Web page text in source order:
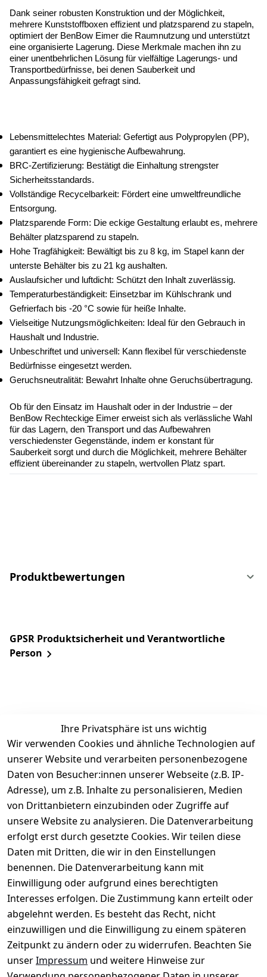
Dank seiner robusten Konstruktion und der Möglichkeit,
mehrere Kunststoffboxen effizient und platzsparend zu stapeln,
optimiert der BenBow Eimer die Raumnutzung und unterstützt
eine organisierte Lagerung. Diese Merkmale machen ihn zu
einer unentbehrlichen Lösung für vielfältige Lagerungs- und
Transportbedürfnisse, bei denen Sauberkeit und
Anpassungsfähigkeit gefragt sind.
Lebensmittelechtes Material: Gefertigt aus Polypropylen (PP),
garantiert es eine hygienische Aufbewahrung.
BRC-Zertifizierung: Bestätigt die Einhaltung strengster
Sicherheitsstandards.
Vollständige Recycelbarkeit: Fördert eine umweltfreundliche
Entsorgung.
Platzsparende Form: Die eckige Gestaltung erlaubt es, mehrere
Behälter platzsparend zu stapeln.
Hohe Tragfähigkeit: Bewältigt bis zu 8 kg, im Stapel kann der
unterste Behälter bis zu 21 kg aushalten.
Auslaufsicher und luftdicht: Schützt den Inhalt zuverlässig.
Temperaturbeständigkeit: Einsetzbar im Kühlschrank und
Gefrierfach bis -20 °C sowie für heiße Inhalte.
Vielseitige Nutzungsmöglichkeiten: Ideal für den Gebrauch in
Haushalt und Industrie.
Unbeschriftet und universell: Kann flexibel für verschiedenste
Bedürfnisse eingesetzt werden.
Geruchsneutralität: Bewahrt Inhalte ohne Geruchsübertragung.
Ob für den Einsatz im Haushalt oder in der Industrie – der
BenBow Rechteckige Eimer erweist sich als verlässliche Wahl
für das Lagern, den Transport und das Aufbewahren
verschiedenster Gegenstände, indem er konstant für
Sauberkeit sorgt und durch die Möglichkeit, mehrere Behälter
effizient übereinander zu stapeln, wertvollen Platz spart.
Produktbewertungen
GPSR Produktsicherheit und Verantwortliche
Person
Ihre Privatsphäre ist uns wichtig
Wir verwenden Cookies und ähnliche Technologien auf
unserer Website und verarbeiten personenbezogene
Daten von Besucher:innen unserer Webseite (z.B. IP-
Adresse), um z.B. Inhalte zu personalisieren, Medien
von Drittanbietern einzubinden oder Zugriffe auf
unsere Website zu analysieren. Die Datenverarbeitung
erfolgt erst durch gesetzte Cookies. Wir teilen diese
Daten mit Dritten, die wir in den Einstellungen
benennen. Die Datenverarbeitung kann mit
Einwilligung oder aufgrund eines berechtigten
Interesses erfolgen. Die Zustimmung kann erteilt oder
abgelehnt werden. Es besteht das Recht, nicht
einzuwilligen und die Einwilligung zu einem späteren
Zeitpunkt zu ändern oder zu widerrufen. Beachten Sie
unserImpressum und weitere Hinweise zur
Rechtliches
AGB
Impressum
Datenschutze
rklärung
Barrierefreihe
itserklärung
Widerrufsrec
ht
Service
Kontakt
Registrieren
Rechnungska
Kontakt
↺ 30 Tage
Widerrufsre
cht
Informatio
nen
Retourenlage
r: Eichenallee
3, 06184
Kabelsketal
Telefon: +49
1512 6260858
E-Mail:
info@konsyst
em.de
Blog und
Wissensdaten
Über uns
★★★★☆
Top-Verkäufer
★★★★★
Bewertungen
Über 228.000